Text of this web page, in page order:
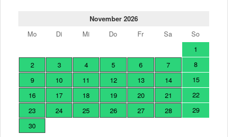
November 2026
Mo
Di Mi Do Fr Sa
So
1
2
3 4 5 6 7
8
9
10 11 12 13 14
15
16
17 18 19 20 21
22
23
24 25 26 27 28
29
30